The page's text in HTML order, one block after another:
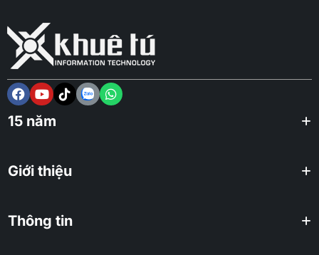
15 năm
Giới thiệu
Thông tin